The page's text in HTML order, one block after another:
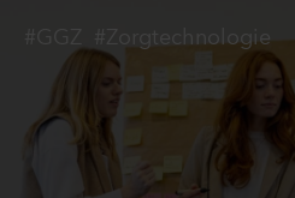
#Zorgtechnologie